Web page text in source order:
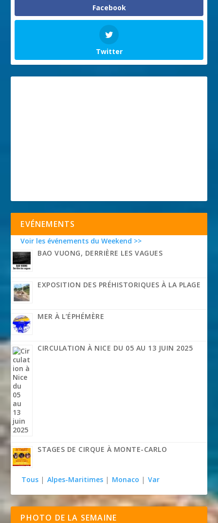
Facebook
Twitter
EVÉNEMENTS
Voir les événements du Weekend >>
BAO VUONG, DERRIÈRE LES VAGUES
EXPOSITION DES PRÉHISTORIQUES À LA PLAGE
MER À L’ÉPHÉMÈRE
CIRCULATION À NICE DU 05 AU 13 JUIN 2025
STAGES DE CIRQUE À MONTE-CARLO
Tous | Alpes-Maritimes | Monaco | Var
PHOTO DE LA SEMAINE